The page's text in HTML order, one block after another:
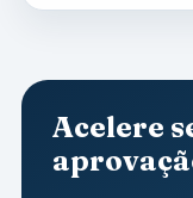
Acelere